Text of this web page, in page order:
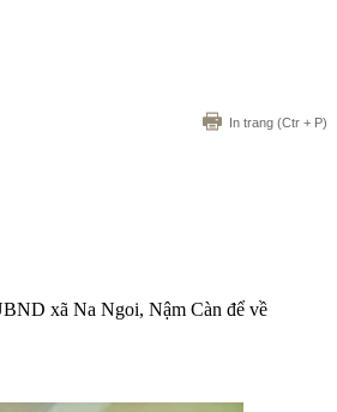
In trang (Ctr + P)
xã Na Ngoi, Nậm Càn để về